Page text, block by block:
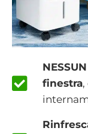
finestra